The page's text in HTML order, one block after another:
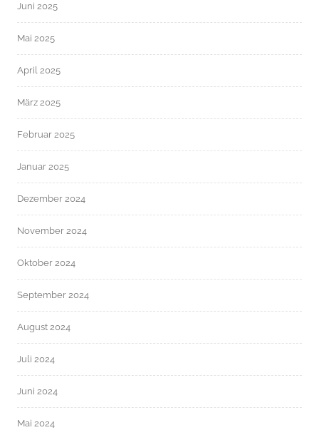
Juni 2025
Mai 2025
April 2025
März 2025
Februar 2025
Januar 2025
Dezember 2024
November 2024
Oktober 2024
September 2024
August 2024
Juli 2024
Juni 2024
Mai 2024